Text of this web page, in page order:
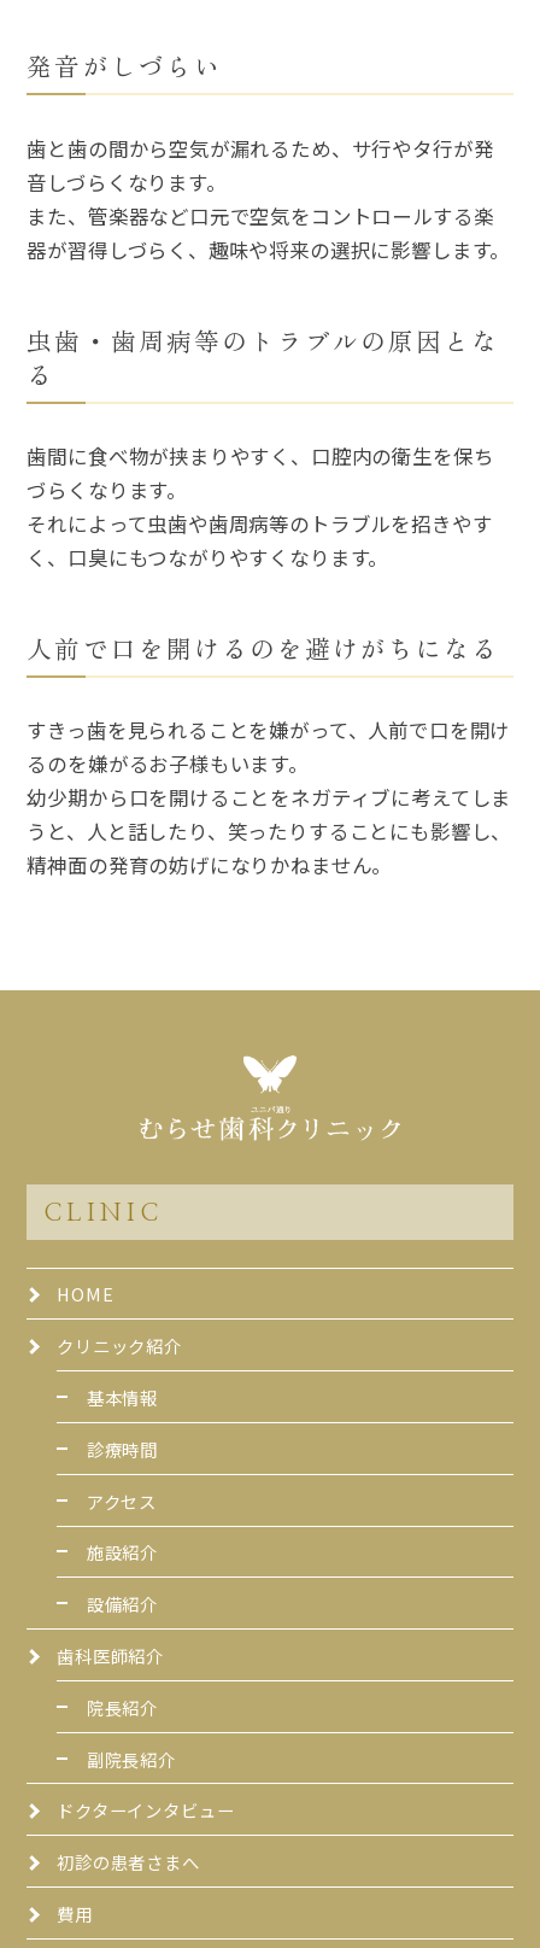
発音がしづらい
歯と歯の間から空気が漏れるため、サ行やタ行が発
音しづらくなります。
また、管楽器など口元で空気をコントロールする楽
器が習得しづらく、趣味や将来の選択に影響します。
虫歯・歯周病等のトラブルの原因とな
る
歯間に食べ物が挟まりやすく、口腔内の衛生を保ち
づらくなります。
それによって虫歯や歯周病等のトラブルを招きやす
く、口臭にもつながりやすくなります。
人前で口を開けるのを避けがちになる
すきっ歯を見られることを嫌がって、人前で口を開け
るのを嫌がるお子様もいます。
幼少期から口を開けることをネガティブに考えてしま
うと、人と話したり、笑ったりすることにも影響し、
精神面の発育の妨げになりかねません。
CLINIC
HOME
クリニック紹介
基本情報
診療時間
アクセス
施設紹介
設備紹介
歯科医師紹介
院長紹介
副院長紹介
ドクターインタビュー
初診の患者さまへ
費用